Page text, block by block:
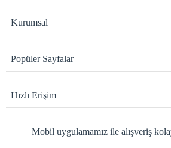
Kurumsal
Popüler Sayfalar
Hızlı Erişim
Mobil uygulamamız ile alışveriş